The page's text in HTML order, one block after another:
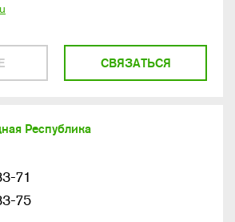
СВЯЗАТЬСЯ
Республика
71
75